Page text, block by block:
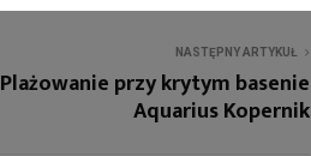
NASTĘPNY ARTYKUŁ
Plażowanie przy krytym basenie
Aquarius Kopernik